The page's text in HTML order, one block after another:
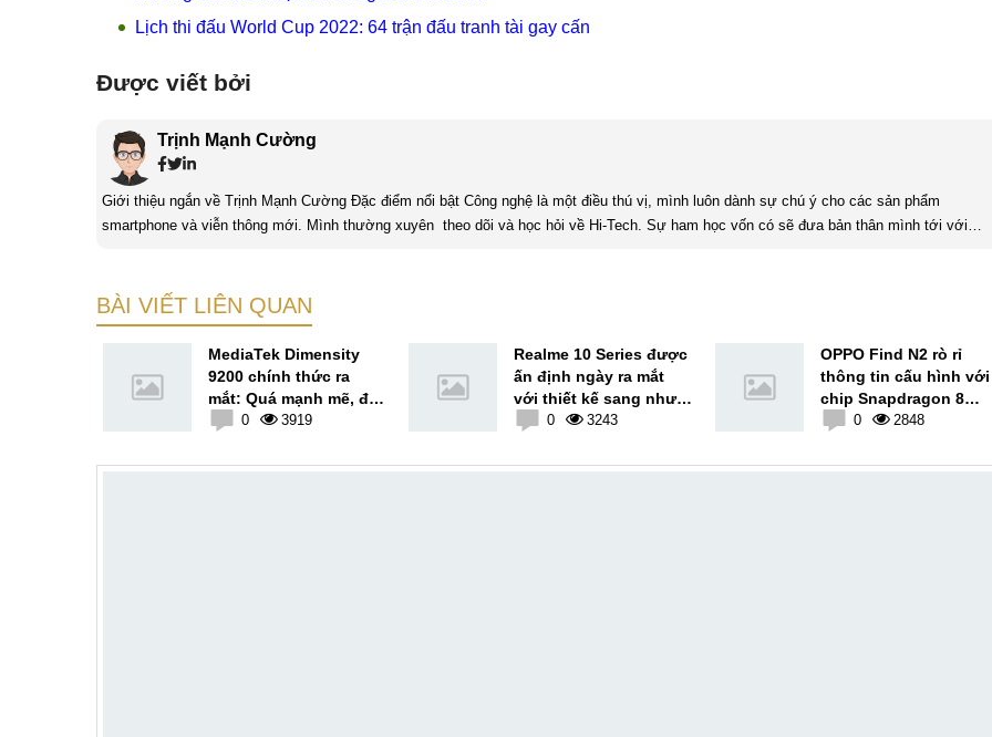
Lịch thi đấu World Cup 2022: 64 trận đấu tranh tài gay cấn
Được viết bởi
Trịnh Mạnh Cường
Giới thiệu ngắn về Trịnh Mạnh Cường Đặc điểm nổi bật Công nghệ là một điều thú vị, mình luôn dành sự chú ý cho các sản phẩm
smartphone và viễn thông mới. Mình thường xuyên theo dõi và học hỏi về Hi-Tech. Sự ham học vốn có sẽ đưa bản thân mình tới với
BÀI VIẾT LIÊN QUAN
MediaTek Dimensity
9200 chính thức ra
mắt: Quá mạnh mẽ, đe
dọa cả A16 Bionic
0 3919
Realme 10 Series được
ấn định ngày ra mắt
với thiết kế sang như
flagship
0 3243
OPPO Find N2 rò rỉ
thông tin cấu hình với
chip Snapdragon 8
Plus Gen 1
0 2848